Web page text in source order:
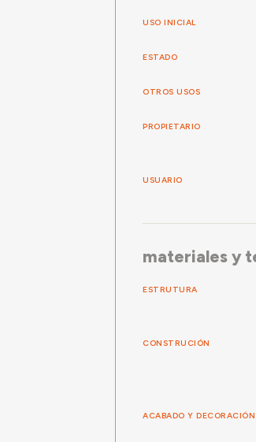
USO INICIAL
ESTADO
OTROS USOS
PROPIETARIO
USUARIO
materiales y
ESTRUTURA
CONSTRUCIÓN
ACABADO Y DECORACIÓN